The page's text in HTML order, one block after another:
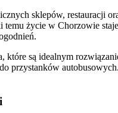
sklepów, restauracji
życie w Chorzowie
są idealnym